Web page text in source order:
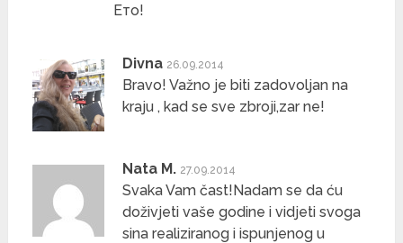
Ето!
Divna 26.09.2014
Bravo! Važno je biti zadovoljan na
kraju , kad se sve zbroji,zar ne!
Nata M. 27.09.2014
Svaka Vam čast!Nadam se da ću
doživjeti vaše godine i vidjeti svoga
sina realiziranog i ispunjenog u